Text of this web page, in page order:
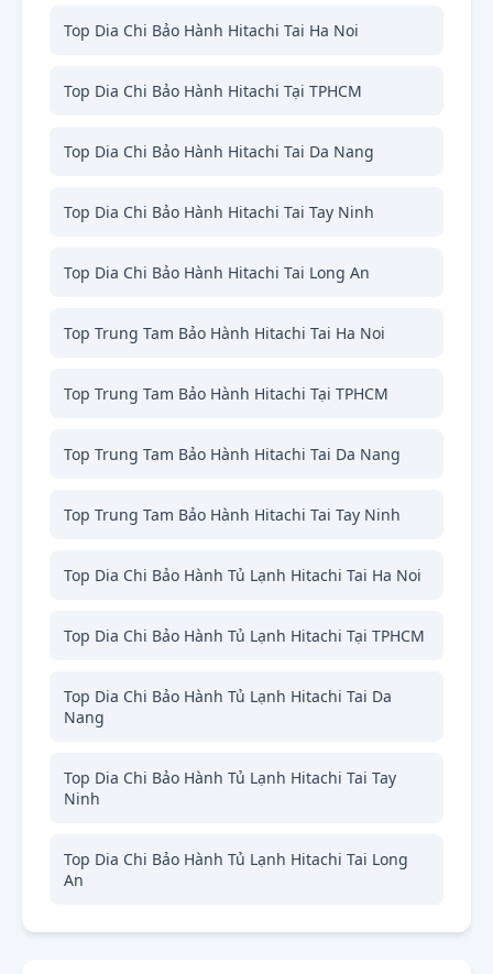
Top Dia Chi Bảo Hành Hitachi Tai Ha Noi
Top Dia Chi Bảo Hành Hitachi Tại TPHCM
Top Dia Chi Bảo Hành Hitachi Tai Da Nang
Top Dia Chi Bảo Hành Hitachi Tai Tay Ninh
Top Dia Chi Bảo Hành Hitachi Tai Long An
Top Trung Tam Bảo Hành Hitachi Tai Ha Noi
Top Trung Tam Bảo Hành Hitachi Tại TPHCM
Top Trung Tam Bảo Hành Hitachi Tai Da Nang
Top Trung Tam Bảo Hành Hitachi Tai Tay Ninh
Top Dia Chi Bảo Hành Tủ Lạnh Hitachi Tai Ha Noi
Top Dia Chi Bảo Hành Tủ Lạnh Hitachi Tại TPHCM
Top Dia Chi Bảo Hành Tủ Lạnh Hitachi Tai Da
Nang
Top Dia Chi Bảo Hành Tủ Lạnh Hitachi Tai Tay
Ninh
Top Dia Chi Bảo Hành Tủ Lạnh Hitachi Tai Long
An